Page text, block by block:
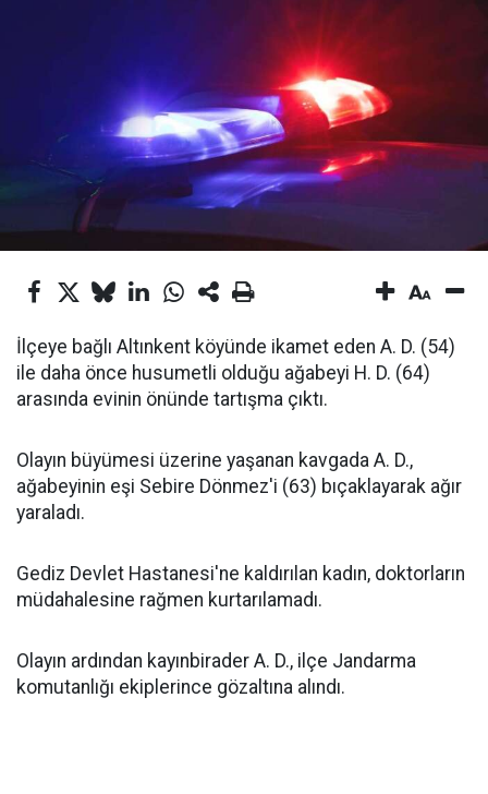
İlçeye bağlı Altınkent köyünde ikamet eden A. D. (54)
ile daha önce husumetli olduğu ağabeyi H. D. (64)
arasında evinin önünde tartışma çıktı.
Olayın büyümesi üzerine yaşanan kavgada A. D.,
ağabeyinin eşi Sebire Dönmez'i (63) bıçaklayarak ağır
yaraladı.
Gediz Devlet Hastanesi'ne kaldırılan kadın, doktorların
müdahalesine rağmen kurtarılamadı.
Olayın ardından kayınbirader A. D., ilçe Jandarma
komutanlığı ekiplerince gözaltına alındı.